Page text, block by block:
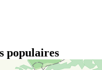
populaires